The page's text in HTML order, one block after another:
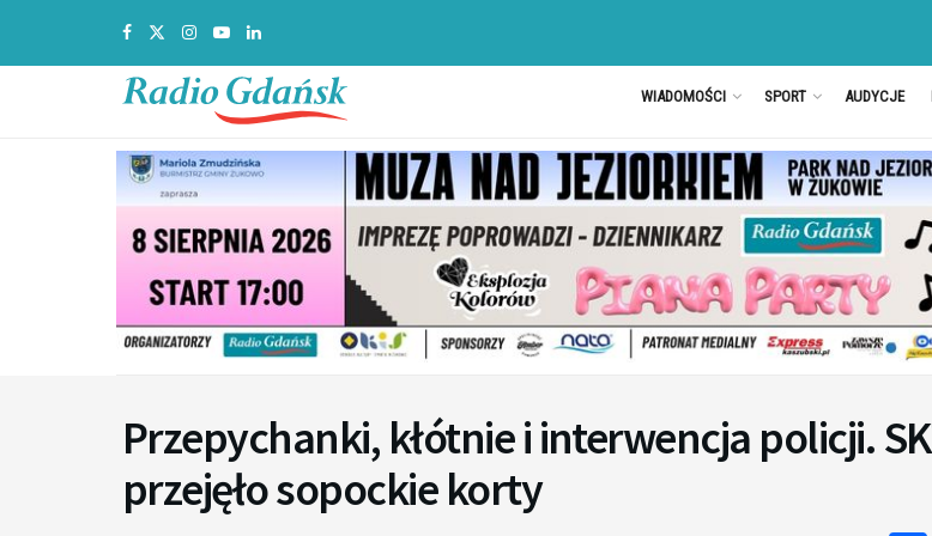
WIADOMOŚCI SPORT AUDYCJE
Przepychanki, kłótnie i interwencja policji.
przejęło sopockie korty